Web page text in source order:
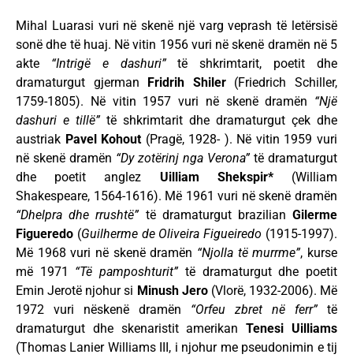
Mihal Luarasi vuri në skenë një varg veprash të letërsisë
sonë dhe të huaj. Në vitin 1956 vuri në skenë dramën në 5
akte “Intrigë e dashuri”të shkrimtarit, poetit dhe
dramaturgut gjerman Fridrih Shiler (Friedrich Schiller,
1759-1805). Në vitin 1957 vuri në skenë dramën “Një
dashuri e tillë”të shkrimtarit dhe dramaturgut çek dhe
austriak Pavel Kohout (Pragë, 1928- ). Në vitin 1959 vuri
në skenë dramën “Dy zotërinj nga Verona”të dramaturgut
dhe poetit anglez Uilliam Shekspir* (William
Shakespeare, 1564-1616). Më 1961 vuri në skenë dramën
“Dhelpra dhe rrushtë”të dramaturgut brazilianGilerme
Figueredo (Guilherme de Oliveira Figueiredo (1915-1997).
Më 1968 vuri në skenë dramën “Njolla të murrme”, kurse
më 1971 “Të pamposhturit”të dramaturgut dhe poetit
Emin Jerotë njohur si Minush Jero(Vlorë, 1932-2006). Më
1972 vuri nëskenë dramën “Orfeu zbret në ferr”të
dramaturgut dhe skenaristit amerikanTenesi Uilliams
(Thomas Lanier Williams III, i njohur me pseudonimin e tij